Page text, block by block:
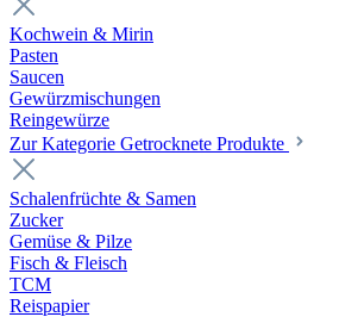
Kochwein & Mirin
Pasten
Saucen
Gewürzmischungen
Reingewürze
Zur Kategorie Getrocknete Produkte
Schalenfrüchte & Samen
Zucker
Gemüse & Pilze
Fisch & Fleisch
TCM
Reispapier